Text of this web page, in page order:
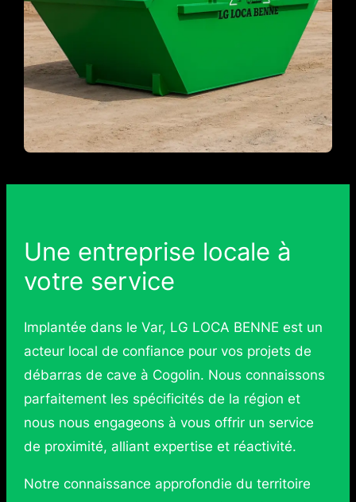
Une entreprise locale à
votre service
Implantée dans le Var, LG LOCA BENNE est un
acteur local de confiance pour vos projets de
débarras de cave à Cogolin. Nous connaissons
parfaitement les spécificités de la région et
nous nous engageons à vous offrir un service
de proximité, alliant expertise et réactivité.
Notre connaissance approfondie du territoire